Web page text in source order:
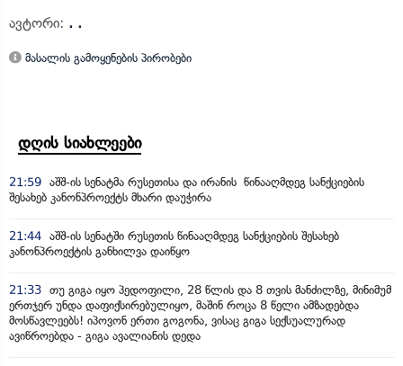
ავტორი: . .
მასალის გამოყენების პირობები
დღის სიახლეები
21:59 აშშ-ის სენატმა რუსეთისა და ირანის წინააღმდეგ სანქციების
შესახებ კანონპროექტს მხარი დაუჭირა
21:44 აშშ-ის სენატში რუსეთის წინააღმდეგ სანქციების შესახებ
კანონპროექტის განხილვა დაიწყო
21:33 თუ გიგა იყო პედოფილი, 28 წლის და 8 თვის მანძილზე, მინიმუმ
ერთჯერ უნდა დაფიქსირებულიყო, მაშინ როცა 8 წელი ამზადებდა
მოსწავლეებს! იპოვონ ერთი გოგონა, ვისაც გიგა სექსუალურად
ავიწროებდა - გიგა ავალიანის დედა